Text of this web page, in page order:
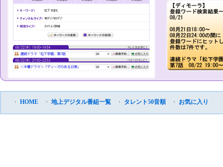
・ HOME ・ 地上デジタル番組一覧 ・ タレント50音順 ・ お気に入り